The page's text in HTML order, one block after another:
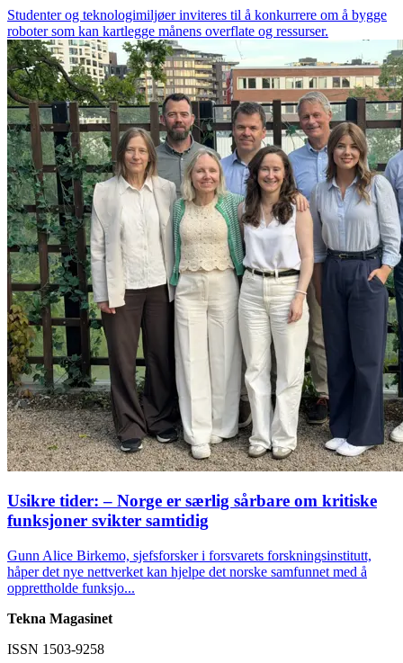
Studenter og teknologimiljøer inviteres til å konkurrere om å bygge
roboter som kan kartlegge månens overflate og ressurser.
Usikre tider: – Norge er særlig sårbare om kritiske
funksjoner svikter samtidig
Gunn Alice Birkemo, sjefsforsker i forsvarets forskningsinstitutt,
håper det nye nettverket kan hjelpe det norske samfunnet med å
opprettholde funksjo...
Tekna Magasinet
ISSN 1503-9258